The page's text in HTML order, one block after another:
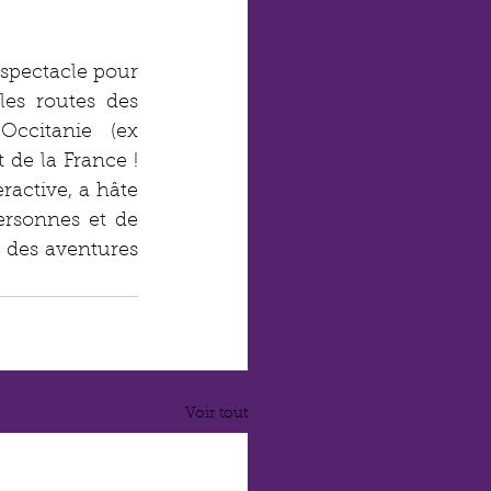
pour
routes des
(ex
la France !
a hâte
et de
aventures
Voir tout